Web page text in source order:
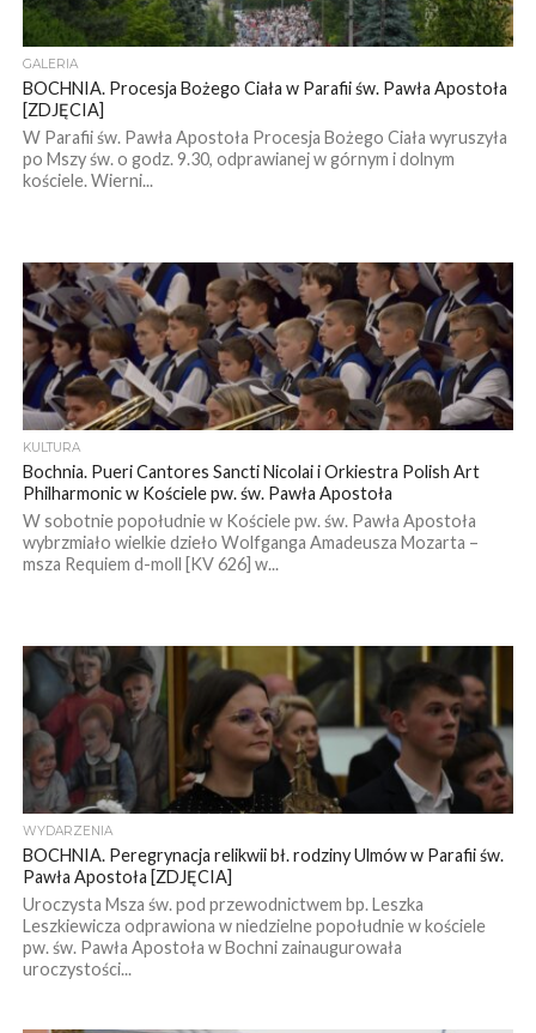
GALERIA
BOCHNIA. Procesja Bożego Ciała w Parafii św. Pawła Apostoła
[ZDJĘCIA]
W Parafii św. Pawła Apostoła Procesja Bożego Ciała wyruszyła
po Mszy św. o godz. 9.30, odprawianej w górnym i dolnym
kościele. Wierni...
KULTURA
Bochnia. Pueri Cantores Sancti Nicolai i Orkiestra Polish Art
Philharmonic w Kościele pw. św. Pawła Apostoła
W sobotnie popołudnie w Kościele pw. św. Pawła Apostoła
wybrzmiało wielkie dzieło Wolfganga Amadeusza Mozarta –
msza Requiem d-moll [KV 626] w...
WYDARZENIA
BOCHNIA. Peregrynacja relikwii bł. rodziny Ulmów w Parafii św.
Pawła Apostoła [ZDJĘCIA]
Uroczysta Msza św. pod przewodnictwem bp. Leszka
Leszkiewicza odprawiona w niedzielne popołudnie w kościele
pw. św. Pawła Apostoła w Bochni zainaugurowała
uroczystości...